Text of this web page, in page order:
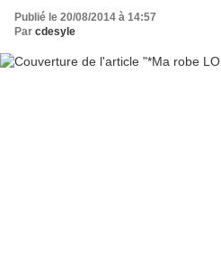
Publié le 20/08/2014 à 14:57
Par cdesyle